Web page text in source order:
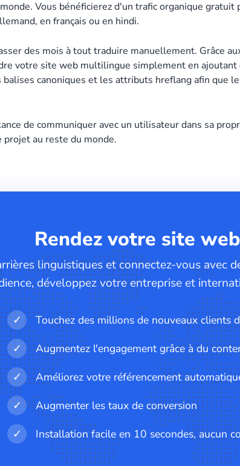
Vous bénéficierez d'un trafic organique
en français ou en hindi.
des mois à tout traduire manuellement. Grâce
votre site web multilingue simplement en ajoutant
canoniques et les attributs hreflang afin que
de communiquer avec un utilisateur dans sa
au reste du monde.
Rendez votre site
linguistiques et connectez-vous avec
développez votre entreprise et
✓
Touchez des millions de nouveaux clients
✓
Augmentez l'engagement grâce à du
✓
Améliorez votre référencement
✓
Augmenter les taux de conversion
✓
Installation facile en 10 secondes, aucun